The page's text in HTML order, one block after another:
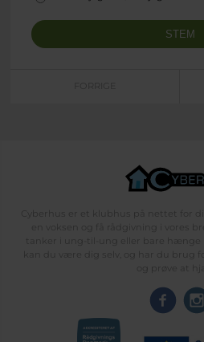
FORRIGE
Cyberhus er et klubhus på nettet for
en voksen og få rådgivning i vores
tanker i ung-til-ung eller bare hænge
kan du være dig selv, og har du brug
og prøve at